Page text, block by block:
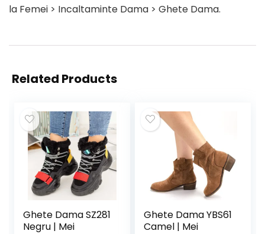
la Femei > Incaltaminte Dama > Ghete Dama.
Related Products
Ghete Dama SZ281
Negru | Mei
Ghete Dama YBS61
Camel | Mei